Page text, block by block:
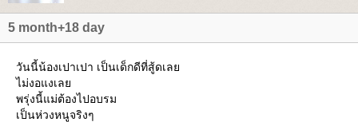
5 month+18 day
วันนี้น้องเปาเปา เป็นเด็กดีที่สู้ดเล
ไม่งอแงเล
พรุ่งนี้แม่ต้องไปอบรม
เป็นห่วงหนูจริงๆ